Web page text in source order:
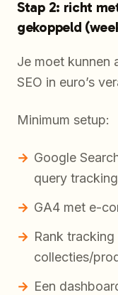
Stap 2: richt
gekoppeld
Je moet kunnen
SEO in euro’s
Minimum setup:
Google
query
GA4 met e-
Rank
collecties/
Een